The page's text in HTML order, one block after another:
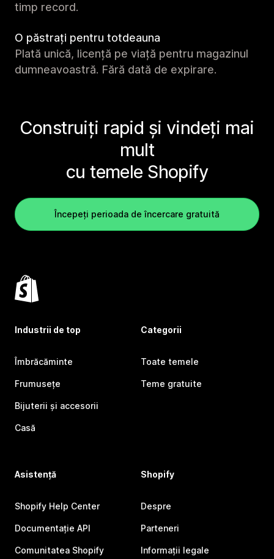
timp record.
O păstrați pentru totdeauna
Plată unică, licență pe viață pentru magazinul
dumneavoastră. Fără dată de expirare.
Construiți rapid și vindeți mai
mult
cu temele Shopify
Începeți perioada de încercare gratuită
Industrii de top
Îmbrăcăminte
Frumusețe
Bijuterii și accesorii
Casă
Categorii
Toate temele
Teme gratuite
Asistență
Shopify Help Center
Documentație API
Comunitatea Shopify
Shopify
Despre
Parteneri
Informații legale